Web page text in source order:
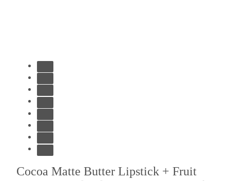
Cocoa Matte Butter Lipstick + Fruit